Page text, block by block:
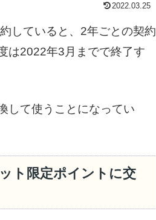
2022.03.25
していると、2年ごとの契約
は2022年3月までで終了す
して使うことになってい
ト限定ポイントに交